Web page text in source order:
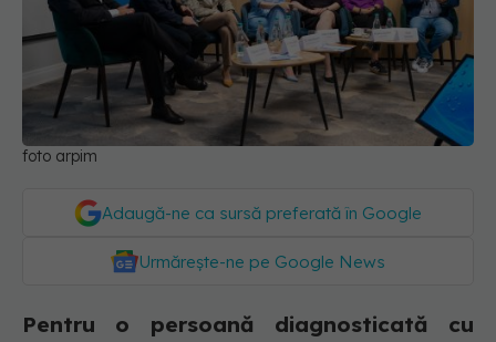
foto arpim
Adaugă-ne ca sursă preferată în Google
Urmărește-ne pe Google News
Pentru o persoană diagnosticată cu